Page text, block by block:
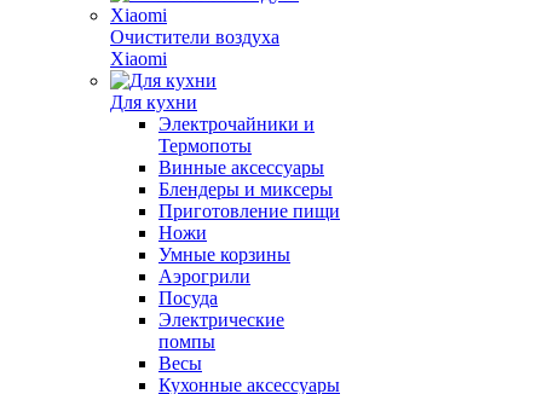
Очистители воздуха
Xiaomi
Для кухни
Электрочайники и
Термопоты
Винные аксессуары
Блендеры и миксеры
Приготовление пищи
Ножи
Умные корзины
Аэрогрили
Посуда
Электрические
помпы
Весы
Кухонные аксессуары